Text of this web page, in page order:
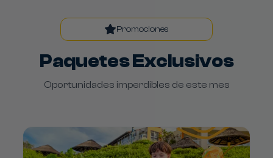
Promociones
Paquetes Exclusivos
Oportunidades imperdibles de este mes